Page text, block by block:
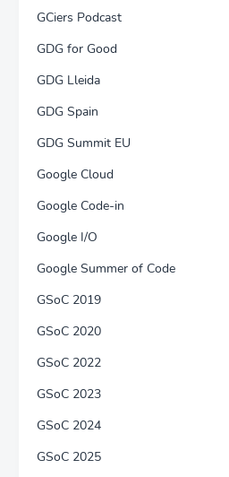
GCiers Podcast
GDG for Good
GDG Lleida
GDG Spain
GDG Summit EU
Google Cloud
Google Code-in
Google I/O
Google Summer of Code
GSoC 2019
GSoC 2020
GSoC 2022
GSoC 2023
GSoC 2024
GSoC 2025